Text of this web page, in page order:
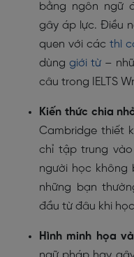
bằng ngôn ngữ
gây áp lực. Điều
quen với các thì
dùng giới từ–
câu trong IELTS
Kiến thức chia
Cambridge thiết
chỉ tập trung
người học không
những bạn
đầu từ đâu khi
Hình minh họa